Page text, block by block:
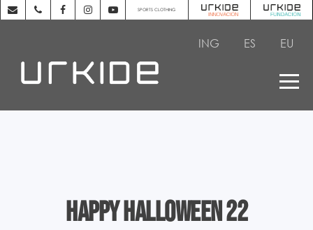
SPORTS CLOTHING
ING ES EU
Happy Halloween 22